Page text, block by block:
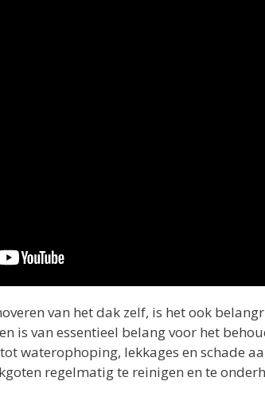
van het dak zelf, is het ook
is van essentieel belang voor het
waterophoping, lekkages en schade
regelmatig te reinigen en te